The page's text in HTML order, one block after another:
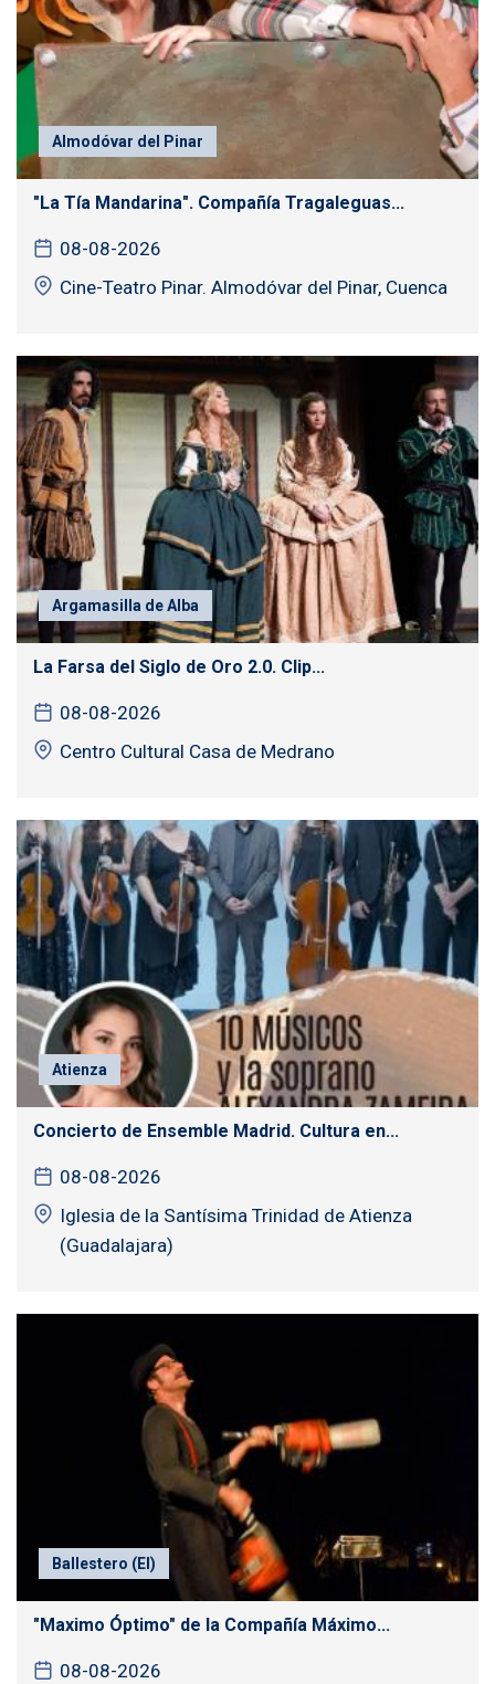
Almodóvar del Pinar
"La Tía Mandarina". Compañía Tragaleguas...
08-08-2026
Cine-Teatro Pinar. Almodóvar del Pinar, Cuenca
Argamasilla de Alba
La Farsa del Siglo de Oro 2.0. Clip...
08-08-2026
Centro Cultural Casa de Medrano
Atienza
Concierto de Ensemble Madrid. Cultura en...
08-08-2026
Iglesia de la Santísima Trinidad de Atienza
(Guadalajara)
Ballestero (El)
"Maximo Óptimo" de la Compañía Máximo...
08-08-2026